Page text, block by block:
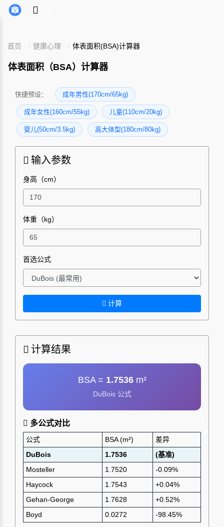
首页 健康心理 体表面积(BSA)计算器
体表面积（BSA）计算器
快捷预设： 成年男性(170cm/65kg)
成年女性(160cm/55kg) 儿童(110cm/20kg)
婴儿(50cm/3.5kg) 高大体型(180cm/80kg)
输入参数
身高（cm）
体重（kg）
首选公式
计算
计算结果
BSA = 1.7536m²
DuBois 公式
多公式对比
公式 BSA (m²)
差异
DuBois
1.7536
(基准)
Mosteller
1.7520
-0.09%
Haycock
1.7543
+0.04%
Gehan-George
1.7628
+0.52%
Boyd
0.0272 -98.45%